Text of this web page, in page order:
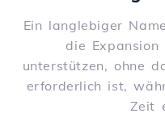
Ein langlebiger
die Expansion
unterstützen, ohne
erforderlich ist,
Zeit